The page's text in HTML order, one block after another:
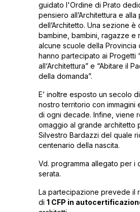
guidato l'Ordine di Prato
pensiero all’Architettura e
dell’Architetto. Una sezione è
bambine, bambini, ragazze e
alcune scuole della Provincia
hanno partecipato ai Progetti
all‘Architettura” e “Abitare il
della domanda”.
E’ inoltre esposto un secolo
nostro territorio con immagini
di ogni decade. Infine, viene
omaggio al grande architetto
Silvestro Bardazzi del quale
centenario della nascita.
Vd. programma allegato per i
serata.
La partecipazione prevede il
di 1 CFP in